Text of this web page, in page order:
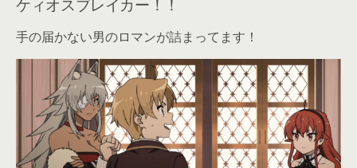
手の届かない男のロマンが詰まってます！